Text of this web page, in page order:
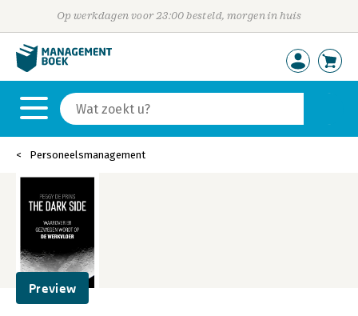
Op werkdagen voor 23:00 besteld, morgen in huis
Personeelsmanagement
Preview